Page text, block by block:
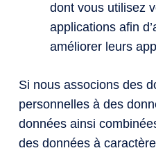
dont vous utilisez
applications afin
améliorer leurs
Si nous associons des
personnelles à des
données ainsi
des données à